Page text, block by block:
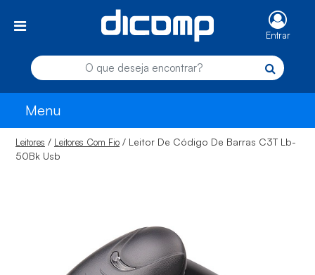
Entrar
Menu
Leitores / Leitores Com Fio / Leitor De Código De Barras C3T Lb-
50Bk Usb